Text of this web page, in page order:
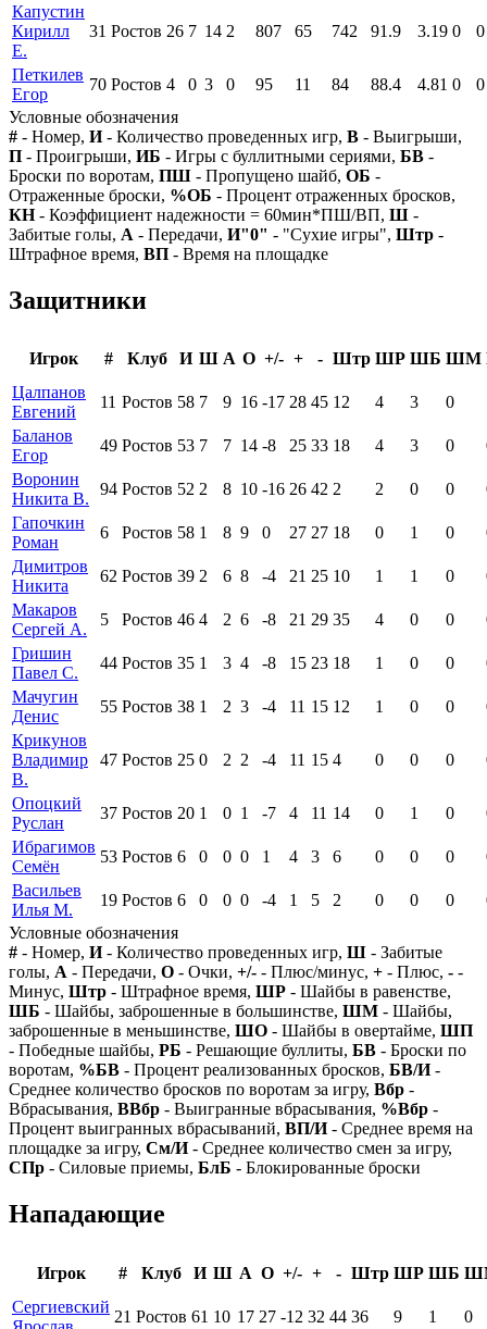
Капустин
Кирилл
Е.
31 Ростов 26 7 14 2 807 65 742 91.9 3.19 0 0
Петкилев
Егор
70 Ростов 4 0 3 0 95 11 84 88.4 4.81 0
0
Условные обозначения
# - Номер, И- Количество проведенных игр, В - Выигрыши,
П - Проигрыши, ИБ - Игры с буллитными сериями, БВ -
Броски по воротам, ПШ - Пропущено шайб, ОБ -
Отраженные броски, %ОБ - Процент отраженных бросков,
КН- Коэффициент надежности = 60мин*ПШ/ВП, Ш -
Забитые голы, А - Передачи, И"0" - "Сухие игры", Штр -
Штрафное время, ВП - Время на площадке
Защитники
Игрок # Клуб И Ш А О +/- + - Штр ШР ШБ ШМ
Цалпанов
Евгений
11 Ростов 58 7 9 16 -17 28 45 12 4 3 0
Баланов
Егор
49 Ростов 53 7 7 14 -8 25 33 18 4 3 0
Воронин
Никита В.
94 Ростов 52 2 8 10 -16 26 42 2 2 0 0
Гапочкин
Роман
6 Ростов 58 1 8 9 0 27 27 18 0 1 0
Димитров
Никита
62 Ростов 39 2 6 8 -4 21 25 10 1 1 0
Макаров
Сергей А.
5 Ростов 46 4 2 6 -8 21 29 35 4 0 0
Гришин
Павел С.
44 Ростов 35 1 3 4 -8 15 23 18 1 0 0
Мачугин
Денис
55 Ростов 38 1 2 3 -4 11 15 12 1 0 0
Крикунов
Владимир
В.
47 Ростов 25 0 2 2 -4 11 15 4 0 0 0
Опоцкий
Руслан
37 Ростов 20 1 0 1 -7 4 11 14 0 1 0
Ибрагимов
Семён
53 Ростов 6 0 0 0 1 4 3 6 0 0 0
Васильев
Илья М.
19 Ростов 6 0 0 0 -4 1 5 2 0 0 0
Условные обозначения
# - Номер, И- Количество проведенных игр, Ш - Забитые
голы, А - Передачи, О - Очки, +/- - Плюс/минус, + - Плюс, - -
Минус, Штр - Штрафное время, ШР - Шайбы в равенстве,
ШБ - Шайбы, заброшенные в большинстве, ШМ - Шайбы,
заброшенные в меньшинстве, ШО - Шайбы в овертайме, ШП
- Победные шайбы, РБ - Решающие буллиты, БВ - Броски по
воротам, %БВ - Процент реализованных бросков, БВ/И-
Среднее количество бросков по воротам за игру, Вбр -
Вбрасывания, ВВбр - Выигранные вбрасывания, %Вбр -
Процент выигранных вбрасываний, ВП/И- Среднее время на
площадке за игру, См/И- Среднее количество смен за игру,
СПр - Силовые приемы, БлБ - Блокированные броски
Нападающие
Игрок # Клуб И Ш А О +/- + - Штр ШР ШБ
Сергиевский
21 Ростов 61 10 17 27 -12 32 44 36 9 1 0